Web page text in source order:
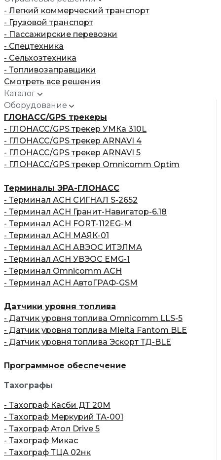
- Легкий коммерческий транспорт
- Грузовой транспорт
- Пассажирские перевозки
- Спецтехника
- Сельхозтехника
- Топливозаправщики
Смотреть все решения
Каталог
Оборудование
ГЛОНАСС/GPS трекеры
- ГЛОНАСС/GPS трекер УМКа 310L
- ГЛОНАСС/GPS трекер ARNAVI 4
- ГЛОНАСС/GPS трекер ARNAVI 5
- ГЛОНАСС/GPS трекер Omnicomm Optim
Терминалы ЭРА-ГЛОНАСС
- Терминал АСН СИГНАЛ S-2652
- Терминал АСН Гранит-Навигатор-6.18
- Терминал АСН FORT-112EG-M
- Терминал АСН МАЯК-01
- Терминал АСН АВЭОС ИТЭЛМА
- Терминал АСН УВЭОС EMG-1
- Терминал Omnicomm АСН
- Терминал АСН АвтоГРАФ-GSM
Датчики уровня топлива
- Датчик уровня топлива Omnicomm LLS-5
- Датчик уровня топлива Mielta Fantom BLE
- Датчик уровня топлива Эскорт ТД-BLE
Программное обеспечение
Тахографы
- Тахограф Касби ДТ 20М
- Тахограф Меркурий ТА-001
- Тахограф Атол Drive 5
- Тахограф Микас
- Тахограф ТЦА 02нк